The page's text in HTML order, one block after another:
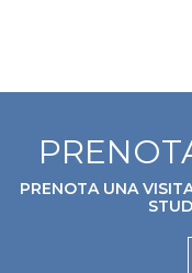
PRENOTA UNA